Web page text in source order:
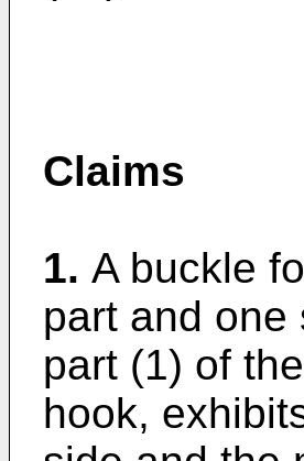
Claims
1. A buckle
part and one
part (1) of
hook,